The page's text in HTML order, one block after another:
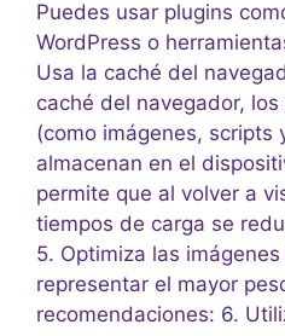
Puedes usar plugins
WordPress o
Usa la caché del
caché del navegador,
(como imágenes, scripts
almacenan en el
permite que al volver a
tiempos de carga se
5. Optimiza las
representar el mayor
recomendaciones: 6.